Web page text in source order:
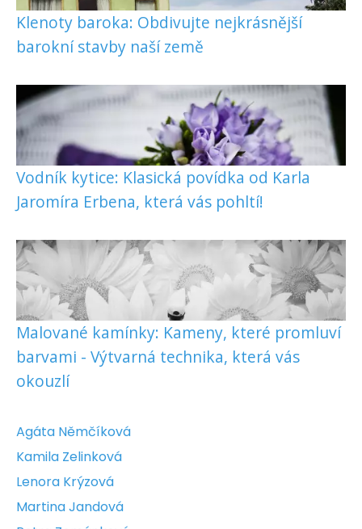
Klenoty baroka: Obdivujte nejkrásnější
barokní stavby naší země
Vodník kytice: Klasická povídka od Karla
Jaromíra Erbena, která vás pohltí!
Malované kamínky: Kameny, které promluví
barvami - Výtvarná technika, která vás
okouzlí
Agáta Němčíková
Kamila Zelinková
Lenora Krýzová
Martina Jandová